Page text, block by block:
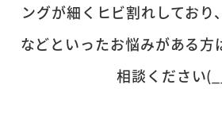
ングが細くヒビ割れしてお
などといったお悩みがある方
相談ください